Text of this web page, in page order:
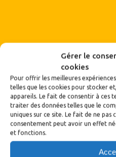
Gérer le
cookies
Pour offrir les meilleures
telles que les cookies pour stocker
appareils. Le fait de consentir à ces
traiter des données telles que le
uniques sur ce site. Le fait de ne
consentement peut avoir un effet
et fonctions.